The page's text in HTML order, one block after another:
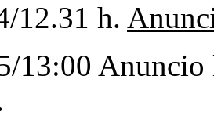
12.31 h.
13:00